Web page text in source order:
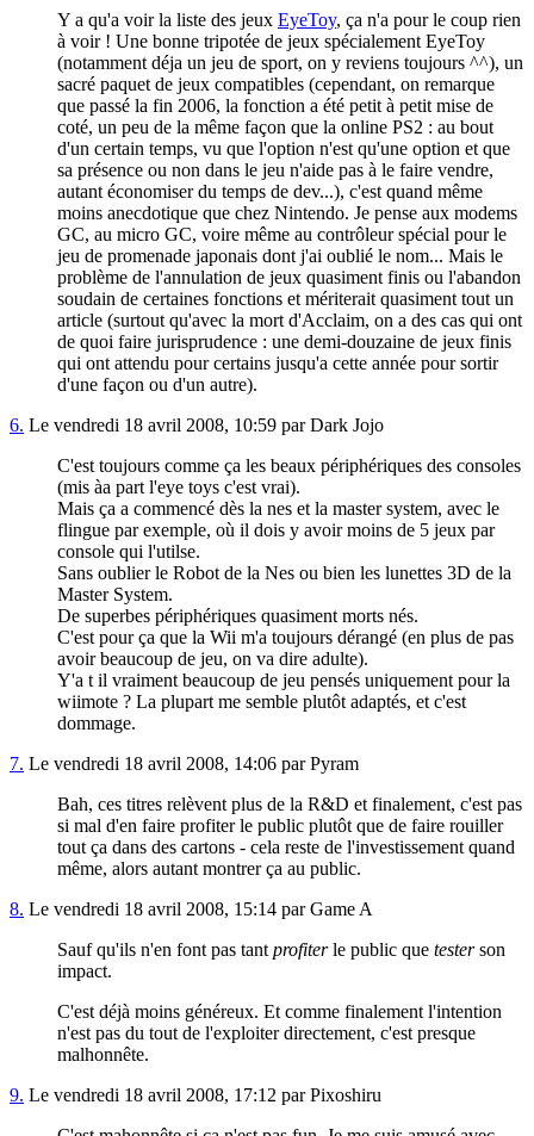
Y a qu'a voir la liste des jeux EyeToy, ça n'a pour le coup rien
à voir ! Une bonne tripotée de jeux spécialement EyeToy
(notamment déja un jeu de sport, on y reviens toujours ^^), un
sacré paquet de jeux compatibles (cependant, on remarque
que passé la fin 2006, la fonction a été petit à petit mise de
coté, un peu de la même façon que la online PS2 : au bout
d'un certain temps, vu que l'option n'est qu'une option et que
sa présence ou non dans le jeu n'aide pas à le faire vendre,
autant économiser du temps de dev...), c'est quand même
moins anecdotique que chez Nintendo. Je pense aux modems
GC, au micro GC, voire même au contrôleur spécial pour le
jeu de promenade japonais dont j'ai oublié le nom... Mais le
problème de l'annulation de jeux quasiment finis ou l'abandon
soudain de certaines fonctions et mériterait quasiment tout un
article (surtout qu'avec la mort d'Acclaim, on a des cas qui ont
de quoi faire jurisprudence : une demi-douzaine de jeux finis
qui ont attendu pour certains jusqu'a cette année pour sortir
d'une façon ou d'un autre).
6. Le vendredi 18 avril 2008, 10:59 par Dark Jojo
C'est toujours comme ça les beaux périphériques des consoles
(mis àa part l'eye toys c'est vrai).
Mais ça a commencé dès la nes et la master system, avec le
flingue par exemple, où il dois y avoir moins de 5 jeux par
console qui l'utilse.
Sans oublier le Robot de la Nes ou bien les lunettes 3D de la
Master System.
De superbes périphériques quasiment morts nés.
C'est pour ça que la Wii m'a toujours dérangé (en plus de pas
avoir beaucoup de jeu, on va dire adulte).
Y'a t il vraiment beaucoup de jeu pensés uniquement pour la
wiimote ? La plupart me semble plutôt adaptés, et c'est
dommage.
7. Le vendredi 18 avril 2008, 14:06 par Pyram
Bah, ces titres relèvent plus de la R&D et finalement, c'est pas
si mal d'en faire profiter le public plutôt que de faire rouiller
tout ça dans des cartons - cela reste de l'investissement quand
même, alors autant montrer ça au public.
8. Le vendredi 18 avril 2008, 15:14 par Game A
Sauf qu'ils n'en font pas tant profiterle public que testerson
impact.
C'est déjà moins généreux. Et comme finalement l'intention
n'est pas du tout de l'exploiter directement, c'est presque
malhonnête.
9. Le vendredi 18 avril 2008, 17:12 par Pixoshiru